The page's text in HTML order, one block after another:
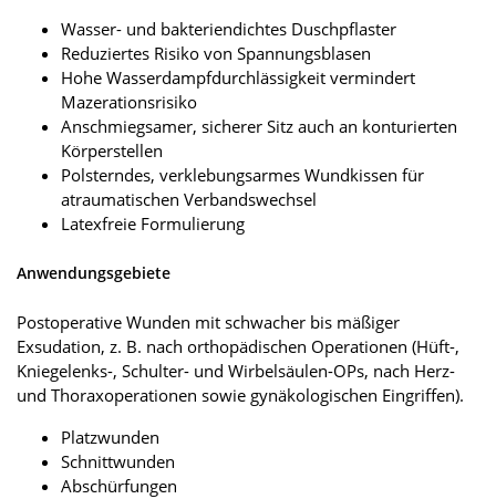
Wasser- und bakteriendichtes Duschpflaster
Reduziertes Risiko von Spannungsblasen
Hohe Wasserdampfdurchlässigkeit vermindert
Mazerationsrisiko
Anschmiegsamer, sicherer Sitz auch an konturierten
Körperstellen
Polsterndes, verklebungsarmes Wundkissen für
atraumatischen Verbandswechsel
Latexfreie Formulierung
Anwendungsgebiete
Postoperative Wunden mit schwacher bis mäßiger
Exsudation, z. B. nach orthopädischen Operationen (Hüft-,
Kniegelenks-, Schulter- und Wirbelsäulen-OPs, nach Herz-
und Thoraxoperationen sowie gynäkologischen Eingriffen).
Platzwunden
Schnittwunden
Abschürfungen